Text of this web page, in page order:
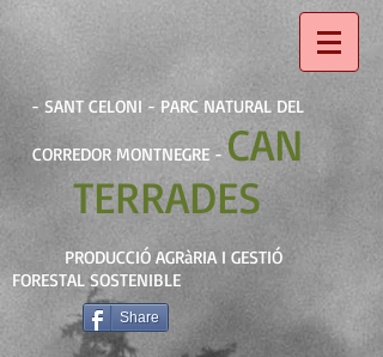
- SANT CELONI - PARC NATURAL DEL
CORREDOR MONTNEGRE - CAN
TERRADES
PRODUCCIÓ AGRàRIA I GESTIÓ
FORESTAL SOSTENIBLE
Share